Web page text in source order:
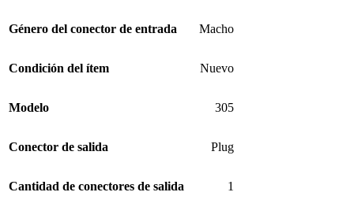
Género del conector de entrada Macho
Condición del ítem Nuevo
Modelo 305
Conector de salida Plug
Cantidad de conectores de salida 1